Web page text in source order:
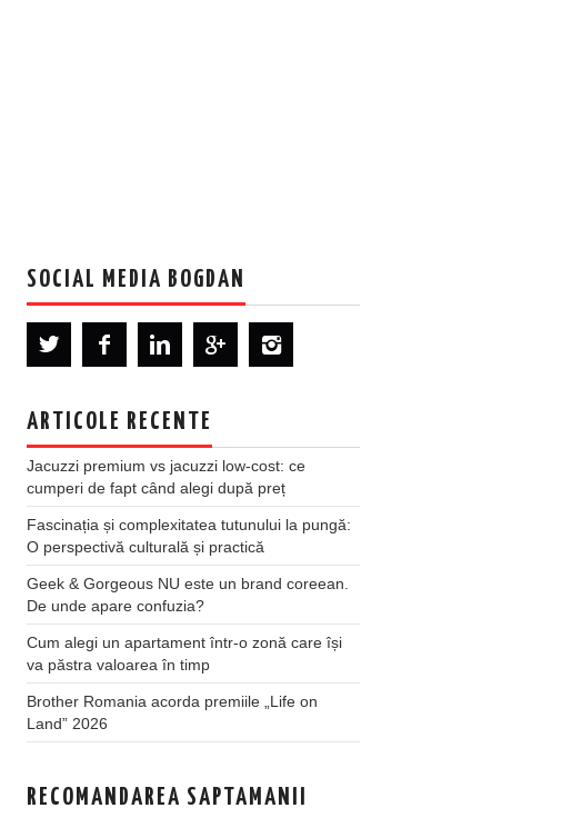
SOCIAL MEDIA BOGDAN
ARTICOLE RECENTE
Jacuzzi premium vs jacuzzi low-cost: ce
cumperi de fapt când alegi după preț
Fascinația și complexitatea tutunului la pungă:
O perspectivă culturală și practică
Geek & Gorgeous NU este un brand coreean.
De unde apare confuzia?
Cum alegi un apartament într-o zonă care își
va păstra valoarea în timp
Brother Romania acorda premiile „Life on
Land” 2026
RECOMANDAREA SAPTAMANII